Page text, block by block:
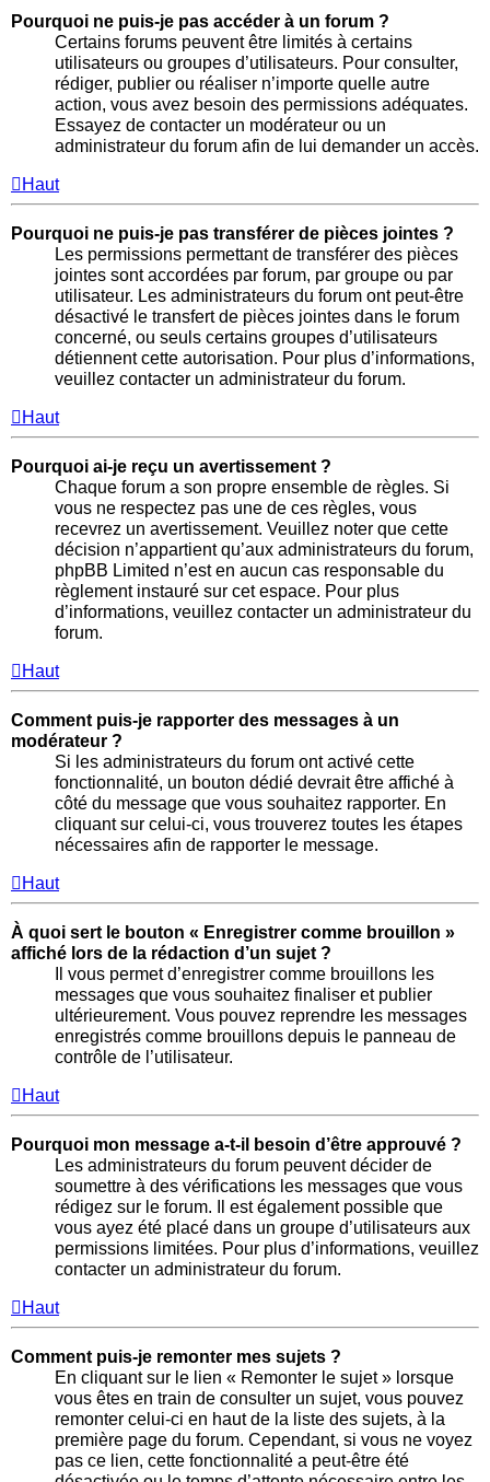
Pourquoi ne puis-je pas accéder à un forum ?
Certains forums peuvent être limités à certains
utilisateurs ou groupes d’utilisateurs. Pour consulter,
rédiger, publier ou réaliser n’importe quelle autre
action, vous avez besoin des permissions adéquates.
Essayez de contacter un modérateur ou un
administrateur du forum afin de lui demander un accès.
Haut
Pourquoi ne puis-je pas transférer de pièces jointes ?
Les permissions permettant de transférer des pièces
jointes sont accordées par forum, par groupe ou par
utilisateur. Les administrateurs du forum ont peut-être
désactivé le transfert de pièces jointes dans le forum
concerné, ou seuls certains groupes d’utilisateurs
détiennent cette autorisation. Pour plus d’informations,
veuillez contacter un administrateur du forum.
Haut
Pourquoi ai-je reçu un avertissement ?
Chaque forum a son propre ensemble de règles. Si
vous ne respectez pas une de ces règles, vous
recevrez un avertissement. Veuillez noter que cette
décision n’appartient qu’aux administrateurs du forum,
phpBB Limited n’est en aucun cas responsable du
règlement instauré sur cet espace. Pour plus
d’informations, veuillez contacter un administrateur du
forum.
Haut
Comment puis-je rapporter des messages à un
modérateur ?
Si les administrateurs du forum ont activé cette
fonctionnalité, un bouton dédié devrait être affiché à
côté du message que vous souhaitez rapporter. En
cliquant sur celui-ci, vous trouverez toutes les étapes
nécessaires afin de rapporter le message.
Haut
À quoi sert le bouton « Enregistrer comme brouillon »
affiché lors de la rédaction d’un sujet ?
Il vous permet d’enregistrer comme brouillons les
messages que vous souhaitez finaliser et publier
ultérieurement. Vous pouvez reprendre les messages
enregistrés comme brouillons depuis le panneau de
contrôle de l’utilisateur.
Haut
Pourquoi mon message a-t-il besoin d’être approuvé ?
Les administrateurs du forum peuvent décider de
soumettre à des vérifications les messages que vous
rédigez sur le forum. Il est également possible que
vous ayez été placé dans un groupe d’utilisateurs aux
permissions limitées. Pour plus d’informations, veuillez
contacter un administrateur du forum.
Haut
Comment puis-je remonter mes sujets ?
En cliquant sur le lien « Remonter le sujet » lorsque
vous êtes en train de consulter un sujet, vous pouvez
remonter celui-ci en haut de la liste des sujets, à la
première page du forum. Cependant, si vous ne voyez
pas ce lien, cette fonctionnalité a peut-être été